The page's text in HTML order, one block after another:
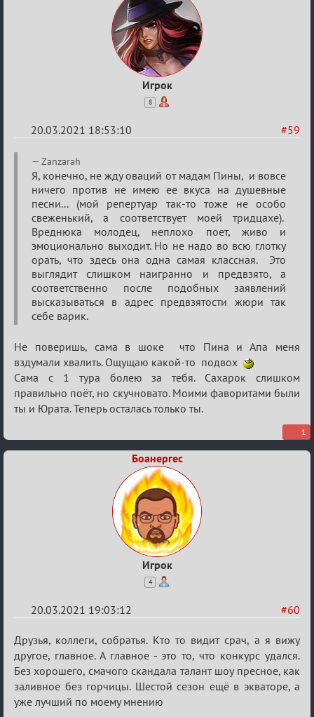
Игрок
8
#59
20.03.2021 18:53:10
Re:
ГОЛОС
МАФИИ
(обсуждение)
Zanzarah
Я, конечно, не жду оваций от мадам Пины, и вовсе
ничего против не имею ее вкуса на душевные
песни... (мой репертуар так-то тоже не особо
свеженький, а соответствует моей тридцахе).
Вреднюка молодец, неплохо поет, живо и
эмоционально выходит. Но не надо во всю глотку
орать, что здесь она одна самая классная. Это
выглядит слишком наигранно и предвзято, а
соответственно после подобных заявлений
высказываться в адрес предвзятости жюри так
себе варик.
Не поверишь, сама в шоке что Пина и Апа меня
вздумали хвалить. Ощущаю какой-то подвох
Сама с 1 тура болею за тебя. Сахарок слишком
правильно поёт, но скучновато. Моими фаворитами были
ты и Юрата. Теперь осталась только ты.
1
Боанергес
Игрок
4
#60
20.03.2021 19:03:12
Re:
ГОЛОС
МАФИИ
(обсуждение)
Друзья, коллеги, собратья. Кто то видит срач, а я вижу
другое, главное. А главное - это то, что конкурс удался.
Без хорошего, смачого скандала талант шоу пресное, как
заливное без горчицы. Шестой сезон ещё в экваторе, а
уже лучший по моему мнению